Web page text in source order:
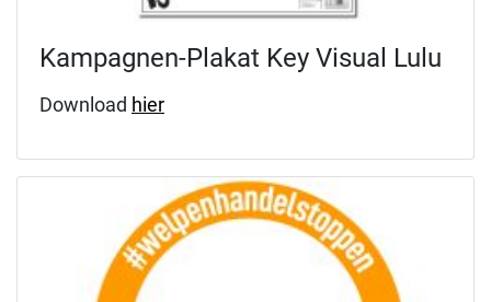
Kampagnen-Plakat Key Visual Lulu
Download hier